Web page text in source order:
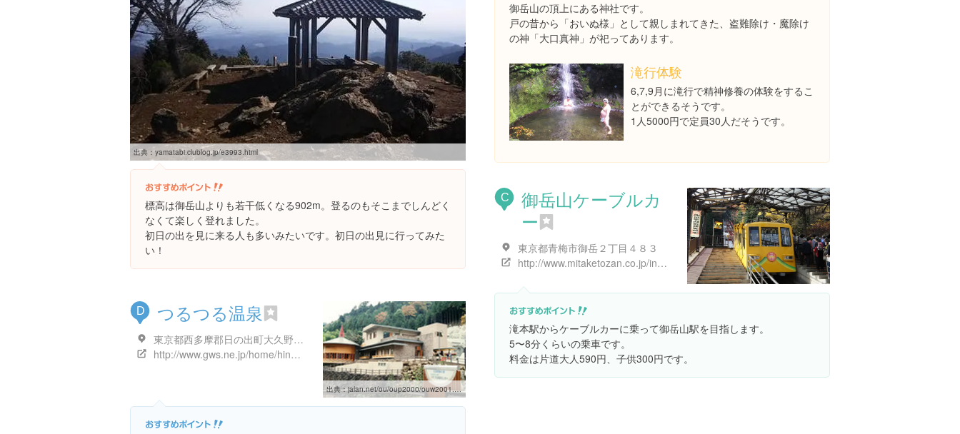
出典： yamatabi.clublog.jp/e3993.html
標高は御岳山よりも若干低くなる902m。登るのもそこまでしんどく
なくて楽しく登れました。
初日の出を見に来る人も多いみたいです。初日の出見に行ってみた
い！
御岳山の頂上にある神社です。
戸の昔から「おいぬ様」として親しまれてきた、盗難除け・魔除け
の神「大口真神」が祀ってあります。
滝行体験
6,7,9月に滝行で精神修養の体験をするこ
とができるそうです。
1人5000円で定員30人だそうです。
C
御岳山ケーブルカ
ー
東京都青梅市御岳２丁目４８３
http://www.mitaketozan.co.jp/index.html
滝本駅からケーブルカーに乗って御岳山駅を目指します。
5〜8分くらいの乗車です。
料金は片道大人590円、子供300円です。
D つるつる温泉
東京都西多摩郡日の出町大久野４７１８
http://www.gws.ne.jp/home/hinode/
出典：jalan.net/ou/oup2000/ouw2001.do?afCd=&rootCd=010000&screenId=OUW1302&spotId=13305cc3360049687